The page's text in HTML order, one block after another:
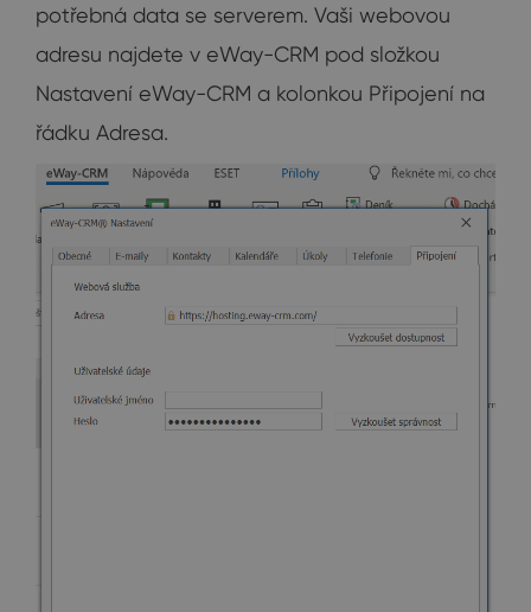
potřebná data se serverem. Vaši webovou
adresu najdete v eWay-CRM pod složkou
Nastavení eWay-CRM a kolonkou Připojení na
řádku Adresa.